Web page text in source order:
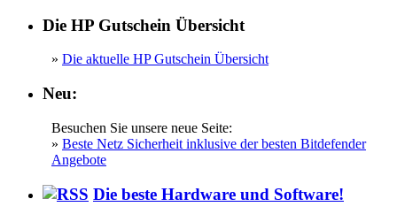
Die HP Gutschein Übersicht
» Die aktuelle HP Gutschein Übersicht
Neu:
Besuchen Sie unsere neue Seite:
» Beste Netz Sicherheit inklusive der besten Bitdefender
Angebote
Die beste Hardware und Software!